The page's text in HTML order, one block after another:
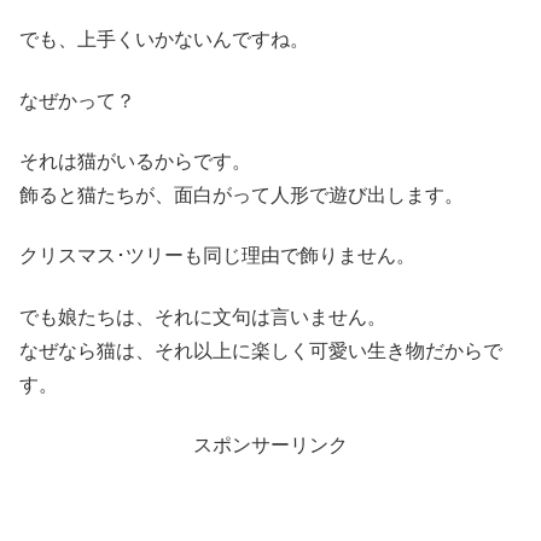
でも、上手くいかないんですね。
なぜかって？
それは猫がいるからです。
飾ると猫たちが、面白がって人形で遊び出します。
クリスマス･ツリーも同じ理由で飾りません。
でも娘たちは、それに文句は言いません。
なぜなら猫は、それ以上に楽しく可愛い生き物だからで
す。
スポンサーリンク